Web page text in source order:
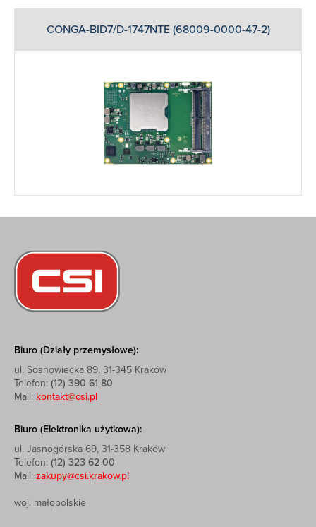
CONGA-BID7/D-1747NTE (68009-0000-47-2)
Biuro (Działy przemysłowe):
ul. Sosnowiecka 89, 31-345 Kraków
Telefon: (12) 390 61 80
Mail: kontakt@csi.pl
Biuro (Elektronika użytkowa):
ul. Jasnogórska 69, 31-358 Kraków
Telefon: (12) 323 62 00
Mail: zakupy@csi.krakow.pl
woj. małopolskie